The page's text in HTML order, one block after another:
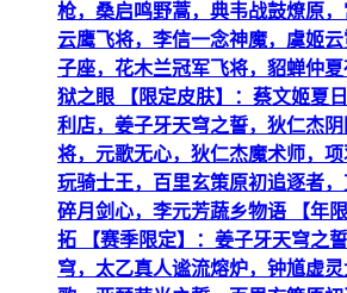
枪，桑启鸣野蒿，典韦战鼓燎原
云鹰飞将，李信一念神魔，虞姬
子座，花木兰冠军飞将，貂蝉仲
狱之眼 【限定皮肤】：蔡文姬夏
利店，姜子牙天穹之誓，狄仁杰
将，元歌无心，狄仁杰魔术师，
玩骑士王，百里玄策原初追逐者
碎月剑心，李元芳蔬乡物语 【年
拓 【赛季限定】：姜子牙天穹之
穹，太乙真人谧流熔炉，钟馗虚